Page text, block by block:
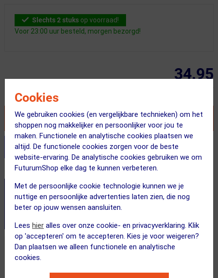
Cookies
We gebruiken cookies (en vergelijkbare technieken) om het
shoppen nog makkelijker en persoonlijker voor jou te
maken. Functionele en analytische cookies plaatsen we
altijd. De functionele cookies zorgen voor de beste
website-ervaring. De analytische cookies gebruiken we om
FuturumShop elke dag te kunnen verbeteren.
Met de persoonlijke cookie technologie kunnen we je
nuttige en persoonlijke advertenties laten zien, die nog
beter op jouw wensen aansluiten.
Lees hier alles over onze cookie- en privacyverklaring. Klik
op 'accepteren' om te accepteren. Kies je voor weigeren?
Dan plaatsen we alleen functionele en analytische
cookies.
Slechts 2 stuks op voorraad!
Voor 23:00 uur besteld, morgen bezorgd!
34.95
VOEG TOE AAN WINKELWAGEN
Stel je productvragen aan onze AI assistent
Dit product in andere versie